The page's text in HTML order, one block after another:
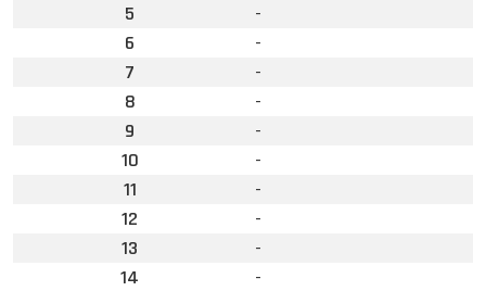
5
-
6
-
7
-
8
-
9
-
10
-
11
-
12
-
13
-
14
-